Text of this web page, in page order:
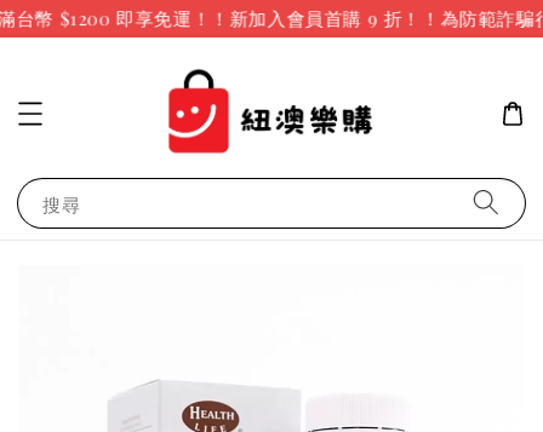
台幣 $1200 即享免運！！新加入會員首購 9 折！！ 為防範詐騙
搜尋